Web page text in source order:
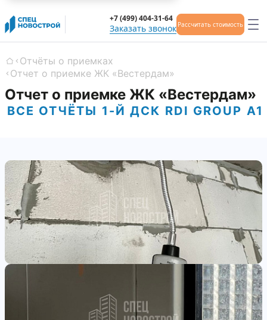
Заказать звонок
+7 (499) 404-31-64
Рассчитать стоимость
Главная
Отчёты о приемках
Отчет о приемке ЖК «Вестердам»
Отчет о приемке ЖК «Вестердам»
ВСЕ ОТЧЁТЫ 1-Й ДСК RDI GROUP